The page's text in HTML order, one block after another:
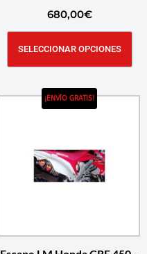
680,00€
SELECCIONAR OPCIONES
¡ENVÍO GRATIS!